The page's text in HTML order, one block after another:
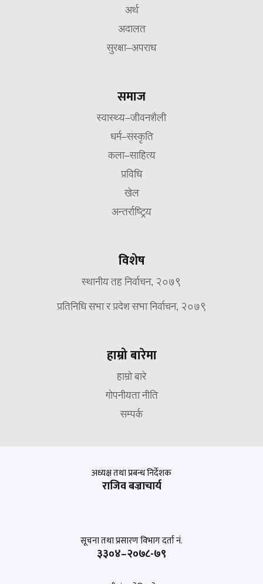
अर्थ
अदालत
सुरक्षा–अपराध
समाज
स्वास्थ्य–जीवनशैली
धर्म–संस्कृति
कला–साहित्य
प्रविधि
खेल
अन्तर्राष्ट्रिय
विशेष
स्थानीय तह निर्वाचन, २०७९
प्रतिनिधि सभा र प्रदेश सभा निर्वाचन, २०७९
हाम्रो बारेमा
हाम्रो बारे
गोपनीयता नीति
सम्पर्क
अध्यक्ष तथा प्रबन्ध निर्देशक
राजिव बज्राचार्य
सूचना तथा प्रसारण विभाग दर्ता नं.
३३०४–२०७८-७९